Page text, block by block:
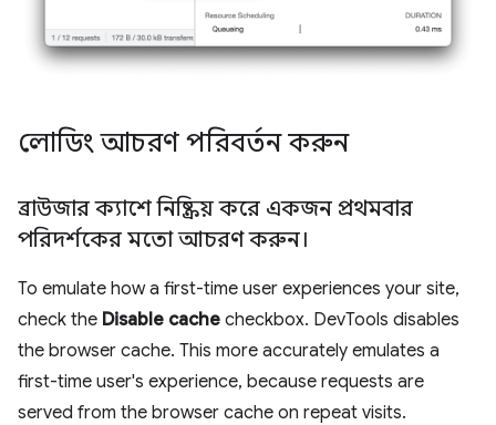
লোডিং আচরণ পরিবর্তন করুন
ব্রাউজার ক্যাশে নিষ্ক্রিয় করে একজন প্রথমবার
পরিদর্শকের মতো আচরণ করুন।
To emulate how a first-time user experiences your site,
check the Disable cache checkbox. DevTools disables
the browser cache. This more accurately emulates a
first-time user's experience, because requests are
served from the browser cache on repeat visits.